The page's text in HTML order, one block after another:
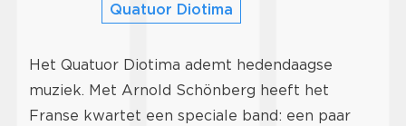
Quatuor Diotima
Het Quatuor Diotima ademt hedendaagse
muziek. Met Arnold Schönberg heeft het
Franse kwartet een speciale band: een paar